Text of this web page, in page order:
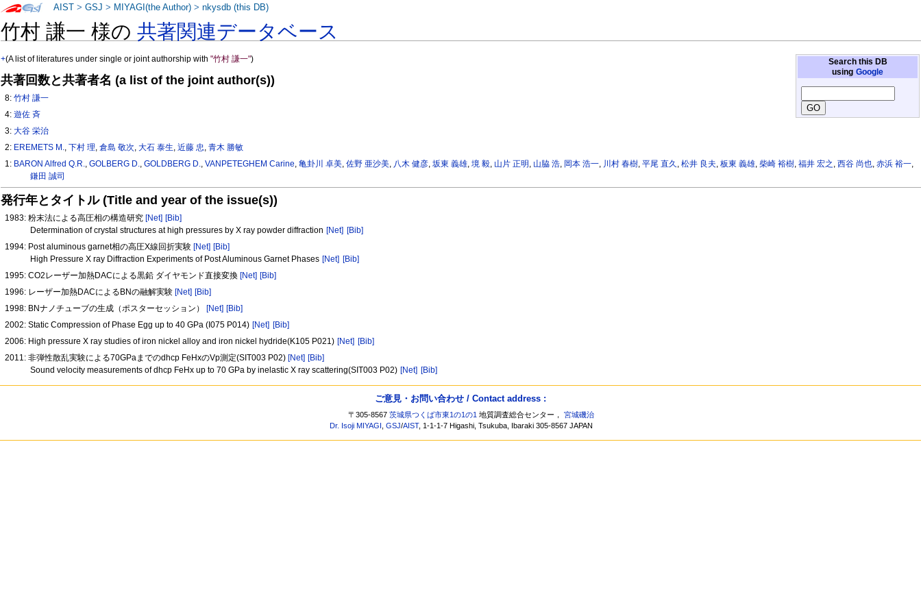
竹村 謙一 様の共著関連データベース
Search this DB
using Google
+(A list of literatures under single or joint authorship with"竹村 謙一")
共著回数と共著者名 (a list of the joint author(s))
8:竹村 謙一
4:遊佐 斉
3:大谷 栄治
2: EREMETS M.,下村 理,倉島 敬次,大石 泰生,近藤 忠,青木 勝敏
1: BARON Alfred Q.R.,GOLBERG D.,GOLDBERG D.,VANPETEGHEM Carine,亀卦川 卓美,佐野 亜沙美, 八木 健彦,坂東 義雄,境 毅, 山片 正明 , 山脇 浩, 岡本 浩一, 川村 春樹,平尾 直久 ,松井 良夫,板東 義雄,柴崎 裕樹,福井 宏之 ,西谷 尚也,赤浜 裕一,
鎌田 誠司
発行年とタイトル (Title and year of the issue(s))
1983: 粉末法による高圧相の構造研究 [Net] [Bib]
Determination of crystal structures at high pressures by X ray powder diffraction [Net] [Bib]
1994: Post aluminous garnet相の高圧X線回折実験 [Net] [Bib]
High Pressure X ray Diffraction Experiments of Post Aluminous Garnet Phases [Net] [Bib]
1995: CO2レーザー加熱DACによる黒鉛 ダイヤモンド直接変換 [Net] [Bib]
1996: レーザー加熱DACによるBNの融解実験 [Net] [Bib]
1998: BNナノチューブの生成（ポスターセッション） [Net] [Bib]
2002: Static Compression of Phase Egg up to 40 GPa (I075 P014) [Net] [Bib]
2006: High pressure X ray studies of iron nickel alloy and iron nickel hydride(K105 P021) [Net] [Bib]
2011: 非弾性散乱実験による70GPaまでのdhcp FeHxのVp測定(SIT003 P02) [Net] [Bib]
Sound velocity measurements of dhcp FeHx up to 70 GPa by inelastic X ray scattering(SIT003 P02) [Net] [Bib]
AIST >GSJ > MIYAGI(the Author) >nkysdb (this DB)
ご意見・お問い合わせ / Contact address :
〒305-8567茨城県つくば市東1の1の1 地質調査総合センター，宮城磯治
Dr. Isoji MIYAGI ,GSJ/AIST, 1-1-1-7 Higashi, Tsukuba, Ibaraki 305-8567 JAPAN